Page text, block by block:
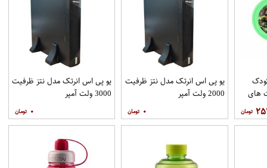
های
یو پی اس انرتک مدل نتز ظرفیت
2000 ولت آمپر
۰
یو پی اس انرتک مدل نتز ظرفیت
3000 ولت آمپر
۰